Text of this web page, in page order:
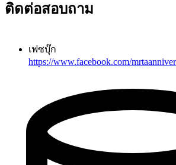
ติดต่อสอบถาม
เฟซบุ๊ก
https://www.facebook.com/